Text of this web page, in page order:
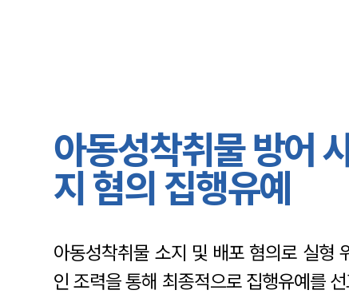
아동성착취물 방어
지 혐의 집행유예
아동성착취물 소지 및 배포 혐의로 실형
인 조력을 통해 최종적으로 집행유예를